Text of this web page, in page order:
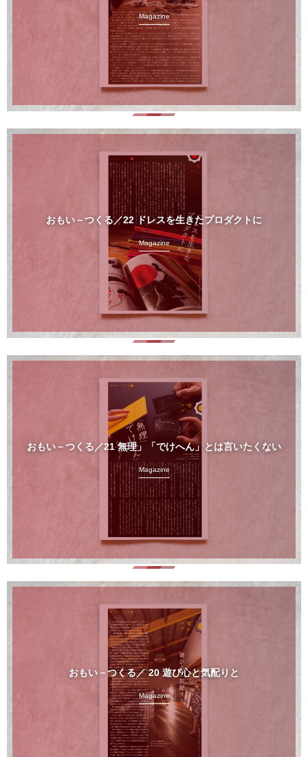
Magazine
おもい－つくる／22 ドレスを生きたプロダクトに
Magazine
おもい－つくる／21 無理」「でけへん」とは言いたくない
Magazine
おもい－つくる／ 20 遊び心と気配りと
Magazine